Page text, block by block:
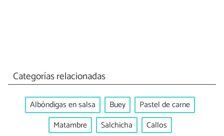
Categorías relacionadas
Albóndigas en salsa Buey
Pastel de carne
Matambre
Salchicha Callos